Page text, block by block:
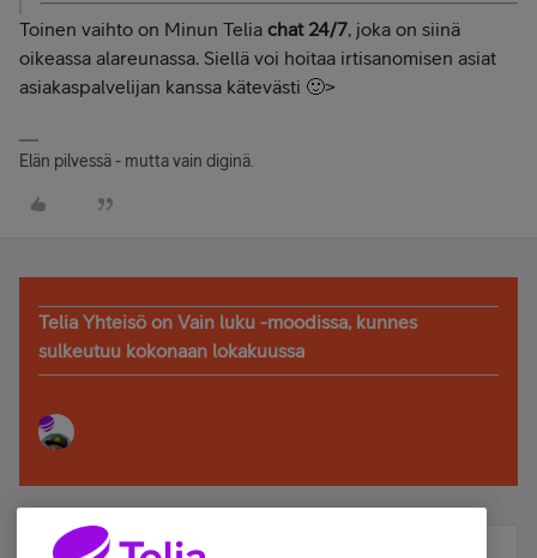
Toinen vaihto on Minun Telia chat 24/7, joka on siinä
oikeassa alareunassa. Siellä voi hoitaa irtisanomisen asiat
asiakaspalvelijan kanssa kätevästi 🙂>
Elän pilvessä - mutta vain diginä.
Telia Yhteisö on Vain luku -moodissa, kunnes
sulkeutuu kokonaan lokakuussa